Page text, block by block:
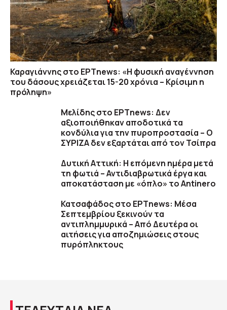
Καραγιάννης στο ΕΡΤnews: «Η φυσική αναγέννηση
του δάσους χρειάζεται 15-20 χρόνια – Κρίσιμη η
πρόληψη»
Μελίδης στο ΕΡΤnews: Δεν
αξιοποιήθηκαν αποδοτικά τα
κονδύλια για την πυροπροστασία – Ο
ΣΥΡΙΖΑ δεν εξαρτάται από τον Τσίπρα
Δυτική Αττική: Η επόμενη ημέρα μετά
τη φωτιά – Αντιδιαβρωτικά έργα και
αποκατάσταση με «όπλο» το Antinero
Κατσαφάδος στο ΕΡΤnews: Μέσα
Σεπτεμβρίου ξεκινούν τα
αντιπλημμυρικά – Από Δευτέρα οι
αιτήσεις για αποζημιώσεις στους
πυρόπληκτους